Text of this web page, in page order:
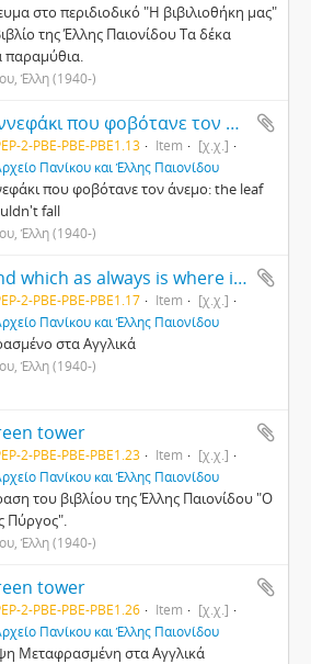
στο περιδιοδικό "Η βιβιλιοθήκη μας"
της Έλλης Παιονίδου Τα δέκα
Έλλη (1940-)
Το συννεφάκι που φοβότανε τον άνεμο: the leaf that wouldn't fall
2-PBE-PBE-PBE1.13 Item
[χ.χ.]
Πανίκου και Έλλης Παιονίδου
που φοβότανε τον άνεμο: the leaf
fall
Έλλη (1940-)
The end which as always is where it all began
2-PBE-PBE-PBE1.17 Item
[χ.χ.]
Πανίκου και Έλλης Παιονίδου
στα Αγγλικά
Έλλη (1940-)
tower
2-PBE-PBE-PBE1.23 Item
[χ.χ.]
Πανίκου και Έλλης Παιονίδου
του βιβλίου της Έλλης Παιονίδου "Ο
Πύργος".
Έλλη (1940-)
tower
2-PBE-PBE-PBE1.26 Item
[χ.χ.]
Πανίκου και Έλλης Παιονίδου
Μεταφρασμένη στα Αγγλικά